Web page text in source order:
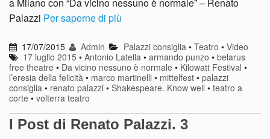
Palazzi Per saperne di più
17/07/2015 Admin Palazzi consiglia• Teatro • Video
17 luglio 2015 •Antonio Latella •armando punzo •belarus
free theatre • Da vicino nessuno è normale • Kilowatt Festival •
l’eresia della felicità • marco martinelli • mittelfest • palazzi
consiglia • renato palazzi • Shakespeare. Know well • teatro a
corte • volterra teatro
I Post di Renato Palazzi. 3